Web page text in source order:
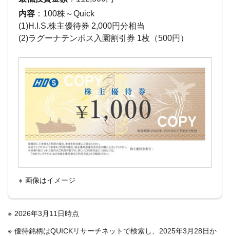
内容 ：100株～Quick
(1)H.I.S.株主優待券 2,000円分相当
(2)ラグーナテンボス入園割引券 1枚（500円）
画像はイメージ
2026年3月11日時点
優待銘柄はQUICKリサーチネットで検索し、2025年3月28日か